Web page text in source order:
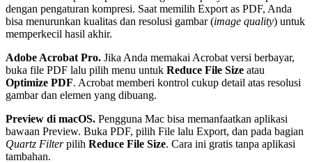
dengan pengaturan kompresi. Saat memilih Export as PDF, Anda
bisa menurunkan kualitas dan resolusi gambar (image quality) untuk
memperkecil hasil akhir.
Adobe Acrobat Pro. Jika Anda memakai Acrobat versi berbayar,
buka file PDF lalu pilih menu untuk Reduce File Size atau
Optimize PDF. Acrobat memberi kontrol cukup detail atas resolusi
gambar dan elemen yang dibuang.
Preview di macOS. Pengguna Mac bisa memanfaatkan aplikasi
bawaan Preview. Buka PDF, pilih File lalu Export, dan pada bagian
Quartz Filterpilih Reduce File Size. Cara ini gratis tanpa aplikasi
tambahan.